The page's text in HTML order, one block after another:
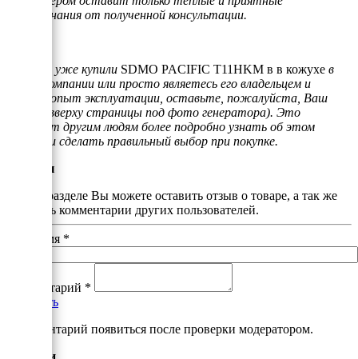
воспоминания от полученной консультации.
Если Вы уже купили SDMO PACIFIC T11HKM в в кожухе в
нашей компании или просто являетесь его владельцем и
имеете опыт эксплуатации, оставьте, пожалуйста, Ваш
отзыв (вверху страницы под фото генератора). Это
поможет другим людям более подробно узнать об этом
товаре и сделать правильный выбор при покупке.
Отзывы
В этом разделе Вы можете оставить отзыв о товаре, а так же
почитать комментарии других пользователей.
Ваше имя *
Комментарий *
Добавить
*Комментарий появиться после проверки модератором.